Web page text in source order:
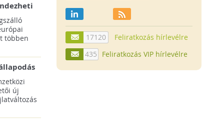
többen
28.
új
17120
Feliratkozás hírlevélre
435
Feliratkozás VIP hírlevélre